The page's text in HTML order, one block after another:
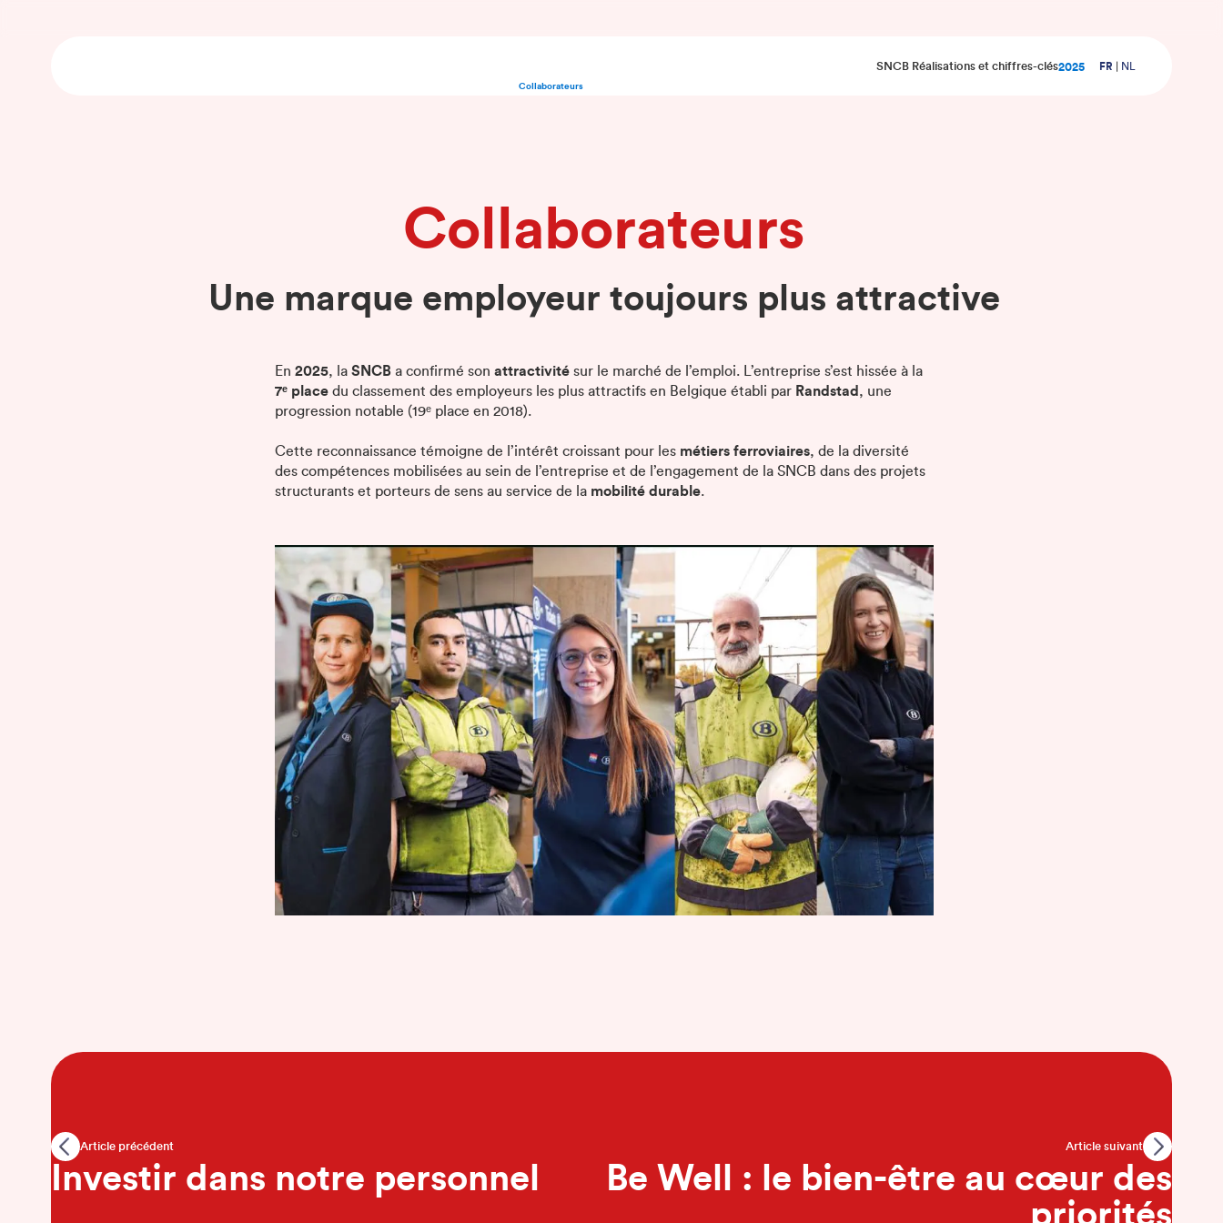
Collaborateurs
SNCB Réalisations et chiffres-clés2025 FR NL
Collaborateurs
Une marque employeur toujours plus attractive
En2025, laSNCB a confirmé sonattractivité sur le marché de l’emploi. L’entreprise s’est hissée à la
7ᵉ place du classement des employeurs les plus attractifs en Belgique établi par Randstad , une
progression notable (19ᵉ place en 2018).
Cette reconnaissance témoigne de l’intérêt croissant pour les métiers ferroviaires, de la diversité
des compétences mobilisées au sein de l’entreprise et de l’engagement de la SNCB dans des projets
structurants et porteurs de sens au service de la mobilité durable.
Article précédent
Investir dans notre personnel
Article suivant
Be Well : le bien-être au cœur des
priorités